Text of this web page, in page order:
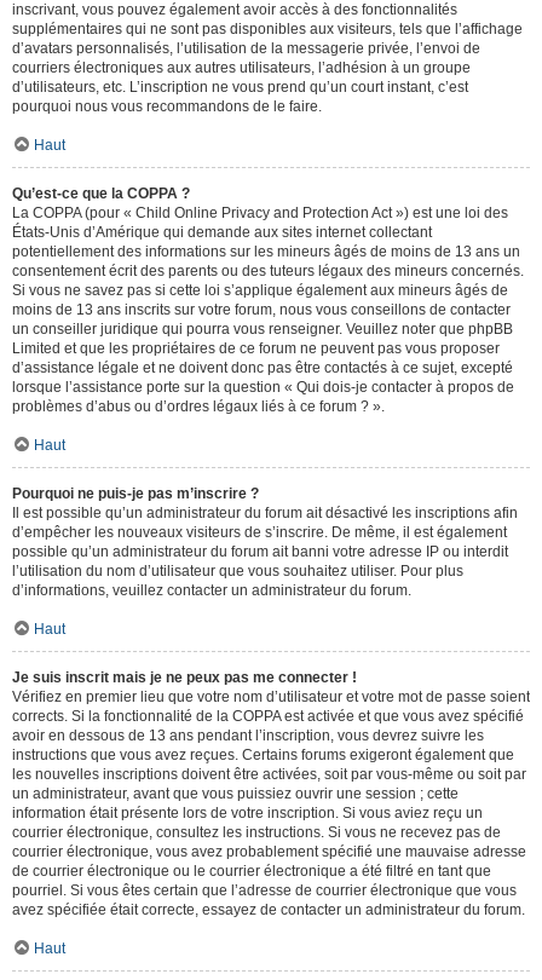
inscrivant, vous pouvez également avoir accès à des fonctionnalités
supplémentaires qui ne sont pas disponibles aux visiteurs, tels que l’affichage
d’avatars personnalisés, l’utilisation de la messagerie privée, l’envoi de
courriers électroniques aux autres utilisateurs, l’adhésion à un groupe
d’utilisateurs, etc. L’inscription ne vous prend qu’un court instant, c’est
pourquoi nous vous recommandons de le faire.
Haut
Qu’est-ce que la COPPA ?
La COPPA (pour « Child Online Privacy and Protection Act ») est une loi des
États-Unis d’Amérique qui demande aux sites internet collectant
potentiellement des informations sur les mineurs âgés de moins de 13 ans un
consentement écrit des parents ou des tuteurs légaux des mineurs concernés.
Si vous ne savez pas si cette loi s’applique également aux mineurs âgés de
moins de 13 ans inscrits sur votre forum, nous vous conseillons de contacter
un conseiller juridique qui pourra vous renseigner. Veuillez noter que phpBB
Limited et que les propriétaires de ce forum ne peuvent pas vous proposer
d’assistance légale et ne doivent donc pas être contactés à ce sujet, excepté
lorsque l’assistance porte sur la question « Qui dois-je contacter à propos de
problèmes d’abus ou d’ordres légaux liés à ce forum ? ».
Haut
Pourquoi ne puis-je pas m’inscrire ?
Il est possible qu’un administrateur du forum ait désactivé les inscriptions afin
d’empêcher les nouveaux visiteurs de s’inscrire. De même, il est également
possible qu’un administrateur du forum ait banni votre adresse IP ou interdit
l’utilisation du nom d’utilisateur que vous souhaitez utiliser. Pour plus
d’informations, veuillez contacter un administrateur du forum.
Haut
Je suis inscrit mais je ne peux pas me connecter !
Vérifiez en premier lieu que votre nom d’utilisateur et votre mot de passe soient
corrects. Si la fonctionnalité de la COPPA est activée et que vous avez spécifié
avoir en dessous de 13 ans pendant l’inscription, vous devrez suivre les
instructions que vous avez reçues. Certains forums exigeront également que
les nouvelles inscriptions doivent être activées, soit par vous-même ou soit par
un administrateur, avant que vous puissiez ouvrir une session ; cette
information était présente lors de votre inscription. Si vous aviez reçu un
courrier électronique, consultez les instructions. Si vous ne recevez pas de
courrier électronique, vous avez probablement spécifié une mauvaise adresse
de courrier électronique ou le courrier électronique a été filtré en tant que
pourriel. Si vous êtes certain que l’adresse de courrier électronique que vous
avez spécifiée était correcte, essayez de contacter un administrateur du forum.
Haut